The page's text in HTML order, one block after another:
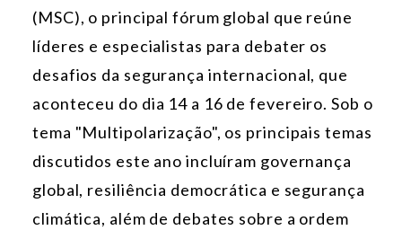
(MSC), o principal fórum global que reúne
líderes e especialistas para debater os
desafios da segurança internacional, que
aconteceu do dia 14 a 16 de fevereiro.Sob o
tema "Multipolarização", os principais temas
discutidos este ano incluíram governança
global, resiliência democrática e segurança
climática, além de debates sobre a ordem